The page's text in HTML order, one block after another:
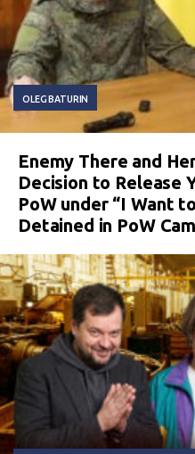
OLEG BATURIN
Enemy There and
Decision to Release
PoW under “I Want
Detained in PoW